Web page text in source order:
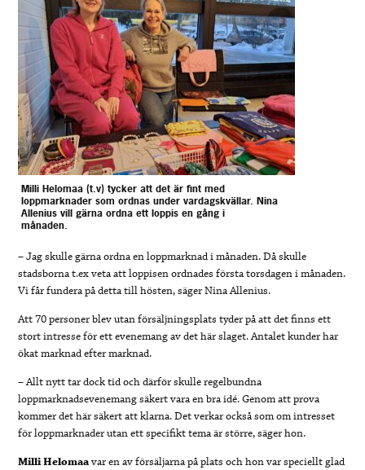
Milli Helomaa (t.v) tycker att det är fint med
loppmarknader som ordnas under vardagskvällar. Nina
Allenius vill gärna ordna ett loppis en gång i
månaden.
– Jag skulle gärna ordna en loppmarknad i månaden. Då skulle
stadsborna t.ex veta att loppisen ordnades första torsdagen i månaden.
Vi får fundera på detta till hösten, säger Nina Allenius.
Att 70 personer blev utan försäljningsplats tyder på att det finns ett
stort intresse för ett evenemang av det här slaget. Antalet kunder har
ökat marknad efter marknad.
– Allt nytt tar dock tid och därför skulle regelbundna
loppmarknadsevenemang säkert vara en bra idé. Genom att prova
kommer det här säkert att klarna. Det verkar också som om intresset
för loppmarknader utan ett specifikt tema är större, säger hon.
Milli Helomaavar en av försäljarna på plats och hon var speciellt glad